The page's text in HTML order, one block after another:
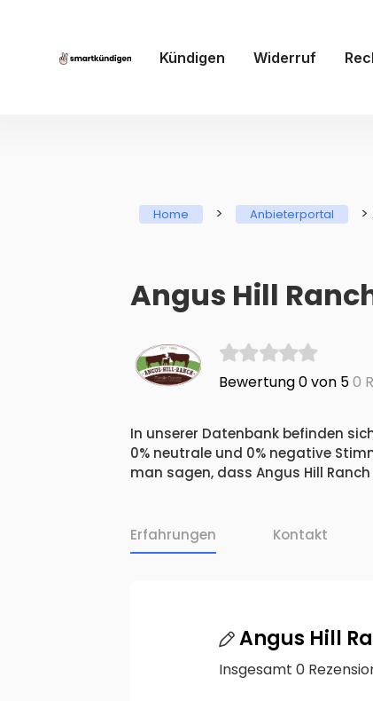
Kündigen Widerruf
Home > Anbieterportal >
Angus Hill
Bewertung 0 von 50
In unserer Datenbank befinden
0% neutrale und 0% negative
man sagen, dass Angus Hill
Erfahrungen Kontakt
Angus Hill
Insgesamt 0